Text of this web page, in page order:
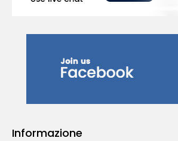
Informazione